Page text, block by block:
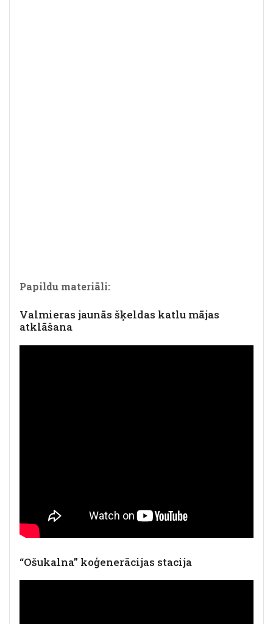
Papildu materiāli:
Valmieras jaunās šķeldas katlu mājas
atklāšana
“Ošukalna” koģenerācijas stacija